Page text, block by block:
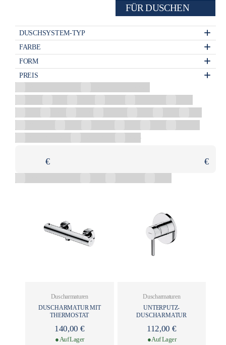
FÜR DUSCHEN
DUSCHSYSTEM-TYP
FARBE
FORM
PREIS
€ €
Duscharmaturen
DUSCHARMATUR MIT
THERMOSTAT
140,00 €
● Auf Lager
Duscharmaturen
UNTERPUTZ-
DUSCHARMATUR
112,00 €
● Auf Lager